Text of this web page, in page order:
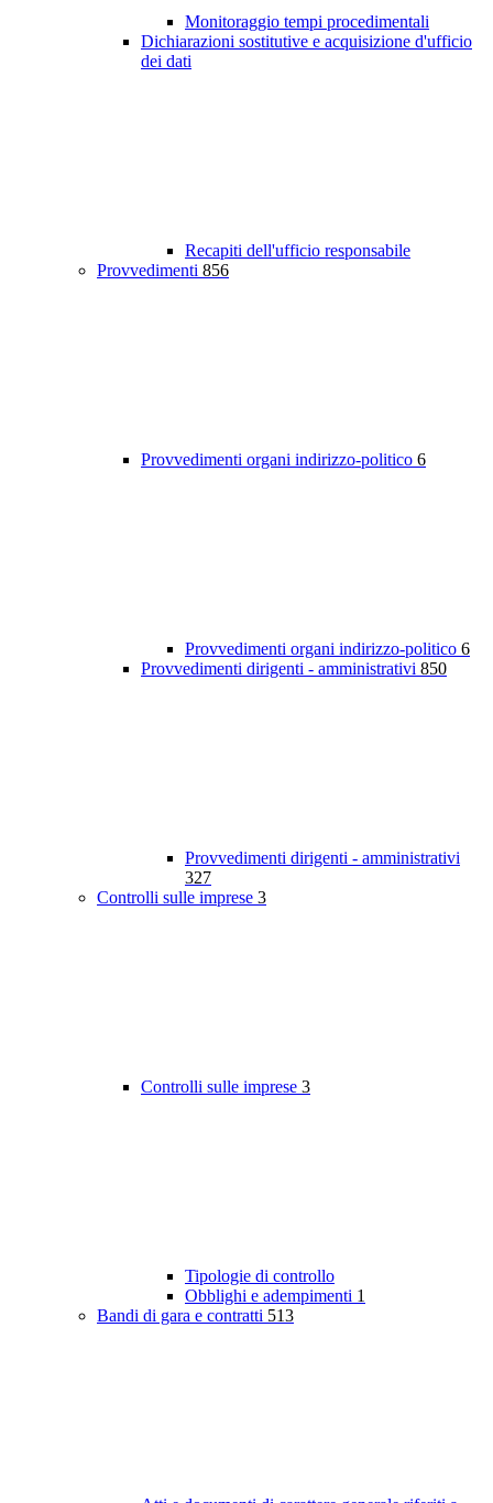
Monitoraggio tempi procedimentali
Dichiarazioni sostitutive e acquisizione d'ufficio
dei dati
Recapiti dell'ufficio responsabile
Provvedimenti 856
Provvedimenti organi indirizzo-politico 6
Provvedimenti organi indirizzo-politico 6
Provvedimenti dirigenti - amministrativi 850
Provvedimenti dirigenti - amministrativi
327
Controlli sulle imprese 3
Controlli sulle imprese 3
Tipologie di controllo
Obblighi e adempimenti 1
Bandi di gara e contratti 513